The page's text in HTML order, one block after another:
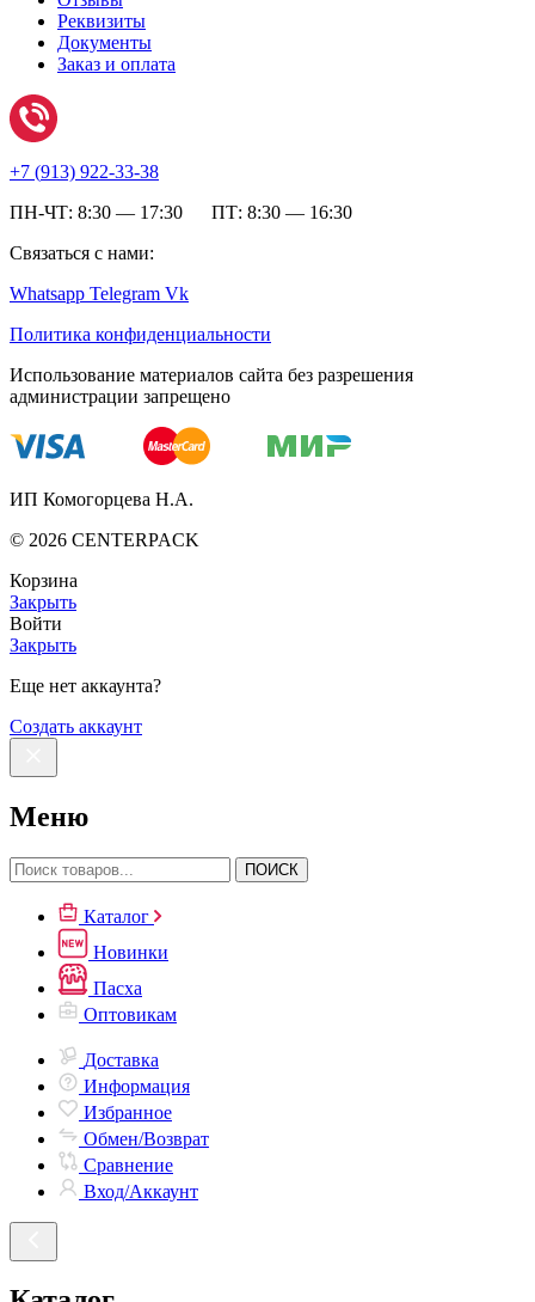
Реквизиты
Документы
Заказ и оплата
+7 (913) 922-33-38
ПН-ЧТ: 8:30 — 17:30 ПТ: 8:30 — 16:30
Связаться с нами:
Whatsapp Telegram Vk
Политика конфиденциальности
Использование материалов сайта без разрешения
администрации запрещено
ИП Комогорцева Н.А.
© 2026 CENTERPACK
Корзина
Закрыть
Войти
Закрыть
Еще нет аккаунта?
Создать аккаунт
Меню
ПОИСК
Каталог
Новинки
Пасха
Оптовикам
Доставка
Информация
Избранное
Обмен/Возврат
Сравнение
Вход/Аккаунт